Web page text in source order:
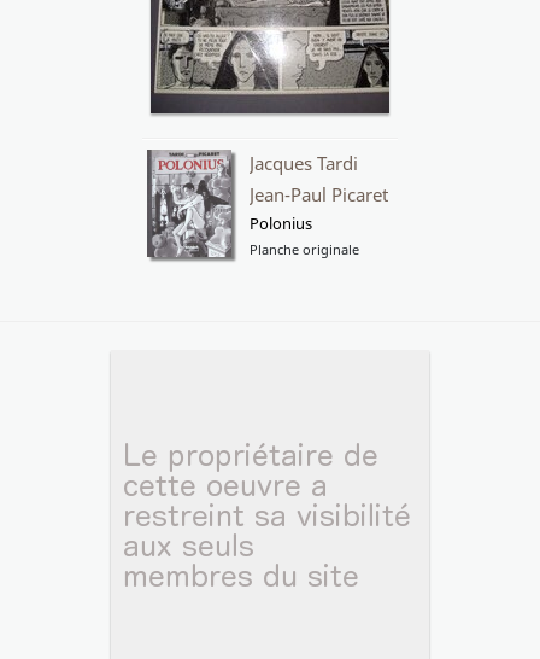
Jacques Tardi
Jean-Paul Picaret
Polonius
Planche originale